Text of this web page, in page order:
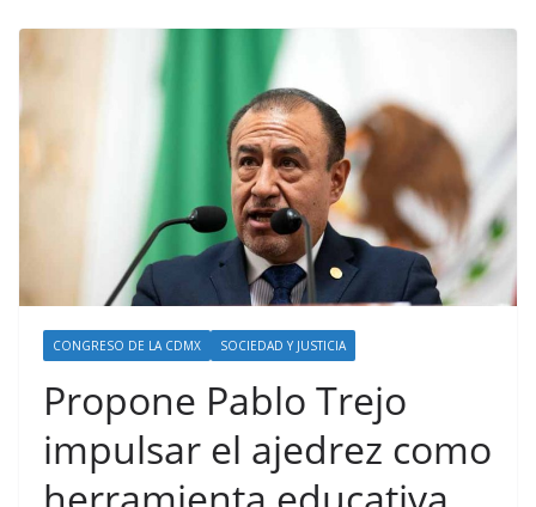
CONGRESO DE LA CDMX SOCIEDAD Y JUSTICIA
Propone Pablo Trejo
impulsar el ajedrez como